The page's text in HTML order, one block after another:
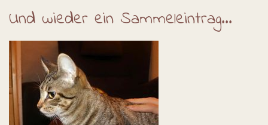
Und wieder ein Sammeleintrag...